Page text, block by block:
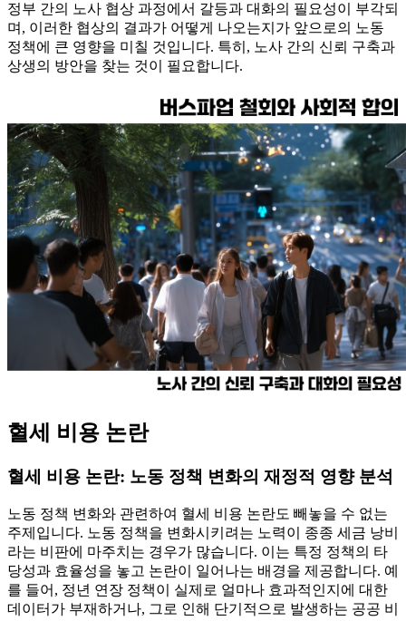
정부 간의 노사 협상 과정에서 갈등과 대화의 필요성이 부각되
며, 이러한 협상의 결과가 어떻게 나오는지가 앞으로의 노동
정책에 큰 영향을 미칠 것입니다. 특히, 노사 간의 신뢰 구축과
상생의 방안을 찾는 것이 필요합니다.
혈세 비용 논란
혈세 비용 논란: 노동 정책 변화의 재정적 영향 분석
노동 정책 변화와 관련하여 혈세 비용 논란도 빼놓을 수 없는
주제입니다. 노동 정책을 변화시키려는 노력이 종종 세금 낭비
라는 비판에 마주치는 경우가 많습니다. 이는 특정 정책의 타
당성과 효율성을 놓고 논란이 일어나는 배경을 제공합니다. 예
를 들어, 정년 연장 정책이 실제로 얼마나 효과적인지에 대한
데이터가 부재하거나, 그로 인해 단기적으로 발생하는 공공 비